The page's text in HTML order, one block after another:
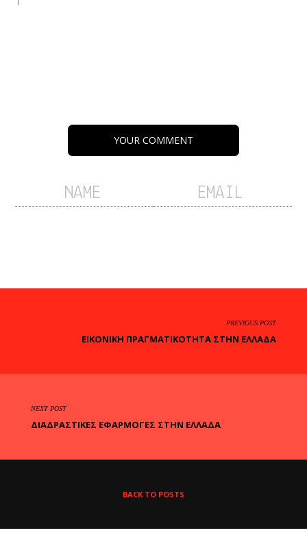
YOUR COMMENT
PREVIOUS POST
ΕΙΚΟΝΙΚΉ ΠΡΑΓΜΑΤΙΚΌΤΗΤΑ ΣΤΗΝ ΕΛΛΆΔΑ
NEXT POST
ΔΙΑΔΡΑΣΤΙΚΈΣ ΕΦΑΡΜΟΓΈΣ ΣΤΗΝ ΕΛΛΆΔΑ
BACK TO POSTS